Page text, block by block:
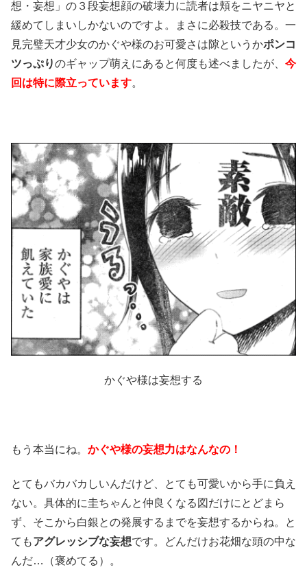
想・妄想」の３段妄想顔の破壊力に読者は頬をニヤニヤと
緩めてしまいしかないのですよ。まさに必殺技である。一
見完璧天才少女のかぐや様のお可愛さは隙というかポンコ
ツっぷりのギャップ萌えにあると何度も述べましたが、 今
回は特に際立っています。
かぐや様は妄想する
もう本当にね。 かぐや様の妄想力はなんなの！
とてもバカバカしいんだけど、とても可愛いから手に負え
ない。具体的に圭ちゃんと仲良くなる図だけにとどまら
ず、そこから白銀との発展するまでを妄想するからね。と
てもアグレッシブな妄想です。どんだけお花畑な頭の中な
んだ…（褒めてる）。